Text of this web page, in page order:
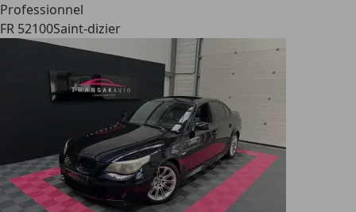
Professionnel
FR 52100Saint-dizier